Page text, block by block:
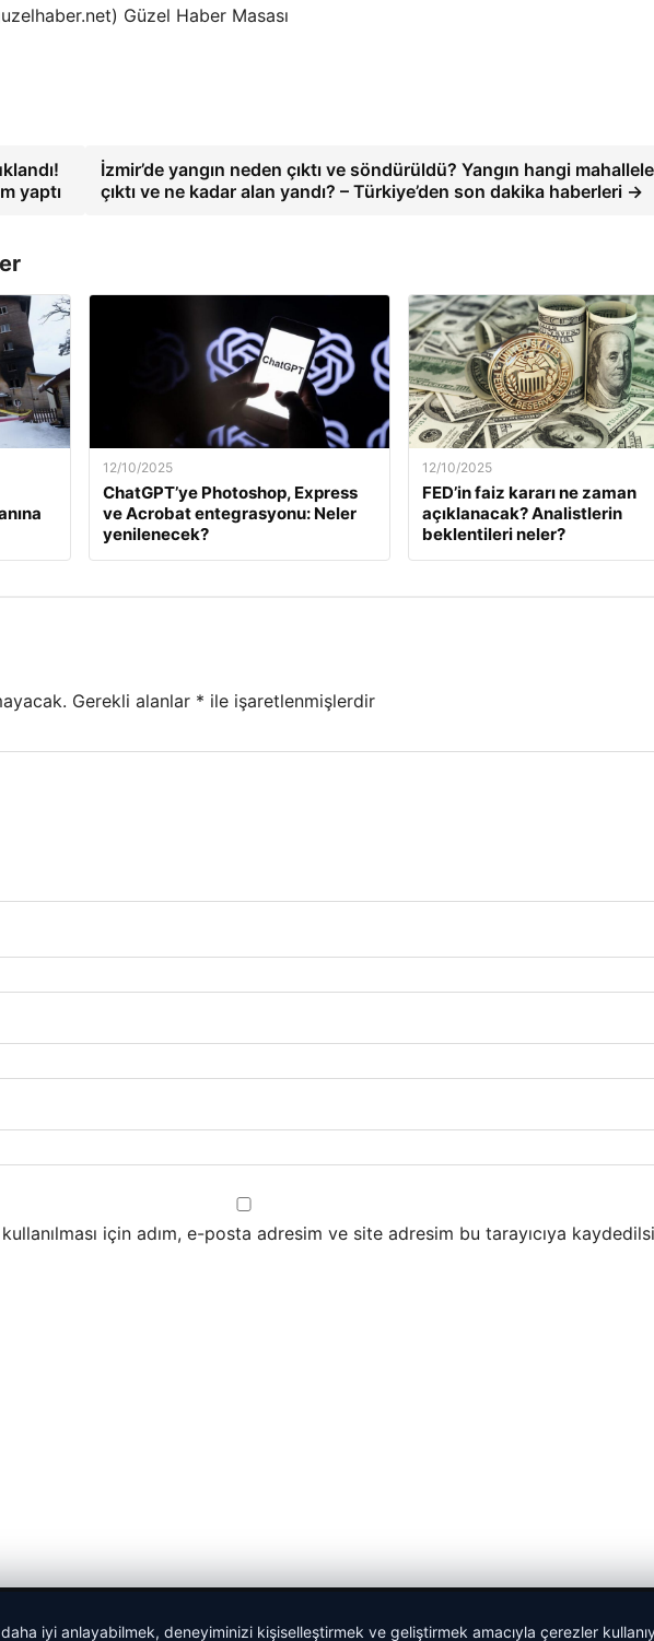
Güzel Haber Masası
yaptı
İzmir’de yangın neden çıktı ve söndürüldü? Yangın hangi
çıktı ve ne kadar alan yandı? – Türkiye’den son dakika haberleri →
12/10/2025
ChatGPT’ye Photoshop, Express
ve Acrobat entegrasyonu: Neler
yenilenecek?
12/10/2025
FED’in faiz kararı ne zaman
açıklanacak? Analistlerin
beklentileri neler?
Gerekli alanlar * ile işaretlenmişlerdir
için adım, e-posta adresim ve site adresim bu tarayıcıya
daha iyi anlayabilmek, deneyiminizi kişiselleştirmek ve geliştirmek amacıyla çerezler